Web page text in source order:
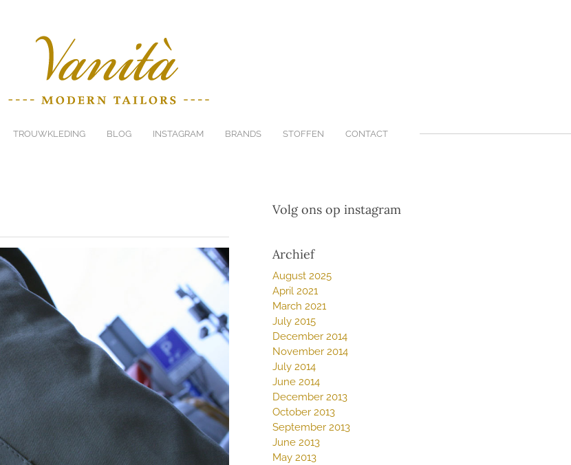
TROUWKLEDING BLOG INSTAGRAM BRANDS STOFFEN CONTACT
Volg ons op instagram
Archief
August 2025
April 2021
March 2021
July 2015
December 2014
November 2014
July 2014
June 2014
December 2013
October 2013
September 2013
June 2013
May 2013